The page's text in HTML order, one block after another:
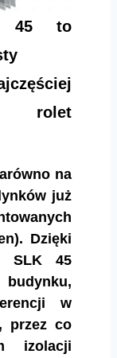
45 to
rolet
na
już
Dzięki
SLK 45
w
przez co
izolacji